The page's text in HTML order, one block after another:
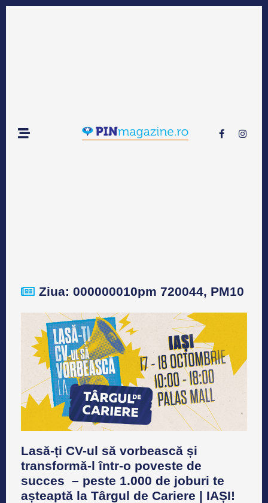
Ziua: 000000010pm 720044, PM10
Lasă-ți CV-ul să vorbească și
transformă-l într-o poveste de
succes – peste 1.000 de joburi te
așteaptă la Târgul de Cariere | IAȘI!